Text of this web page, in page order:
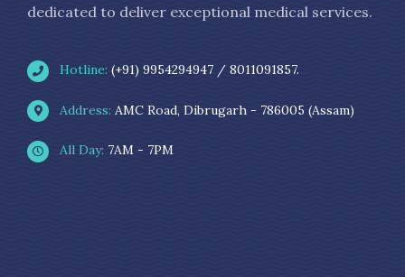
dedicated to deliver exceptional medical services.
Hotline: (+91) 9954294947 / 8011091857.
Address: AMC Road, Dibrugarh - 786005 (Assam)
All Day: 7AM - 7PM